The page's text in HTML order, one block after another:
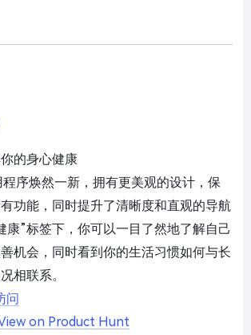
的身心健康
程序焕然一新，拥有更美观的设计，保
功能，同时提升了清晰度和直观的导航
康”标签下，你可以一目了然地了解自己
机会，同时看到你的生活习惯如何与长
相联系。
问
on Product Hunt